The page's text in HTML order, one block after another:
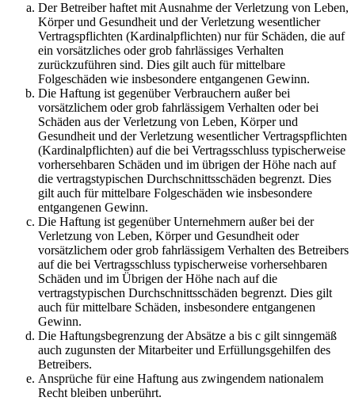
Der Betreiber haftet mit Ausnahme der Verletzung von Leben,
Körper und Gesundheit und der Verletzung wesentlicher
Vertragspflichten (Kardinalpflichten) nur für Schäden, die auf
ein vorsätzliches oder grob fahrlässiges Verhalten
zurückzuführen sind. Dies gilt auch für mittelbare
Folgeschäden wie insbesondere entgangenen Gewinn.
Die Haftung ist gegenüber Verbrauchern außer bei
vorsätzlichem oder grob fahrlässigem Verhalten oder bei
Schäden aus der Verletzung von Leben, Körper und
Gesundheit und der Verletzung wesentlicher Vertragspflichten
(Kardinalpflichten) auf die bei Vertragsschluss typischerweise
vorhersehbaren Schäden und im übrigen der Höhe nach auf
die vertragstypischen Durchschnittsschäden begrenzt. Dies
gilt auch für mittelbare Folgeschäden wie insbesondere
entgangenen Gewinn.
Die Haftung ist gegenüber Unternehmern außer bei der
Verletzung von Leben, Körper und Gesundheit oder
vorsätzlichem oder grob fahrlässigem Verhalten des Betreibers
auf die bei Vertragsschluss typischerweise vorhersehbaren
Schäden und im Übrigen der Höhe nach auf die
vertragstypischen Durchschnittsschäden begrenzt. Dies gilt
auch für mittelbare Schäden, insbesondere entgangenen
Gewinn.
Die Haftungsbegrenzung der Absätze a bis c gilt sinngemäß
auch zugunsten der Mitarbeiter und Erfüllungsgehilfen des
Betreibers.
Ansprüche für eine Haftung aus zwingendem nationalem
Recht bleiben unberührt.